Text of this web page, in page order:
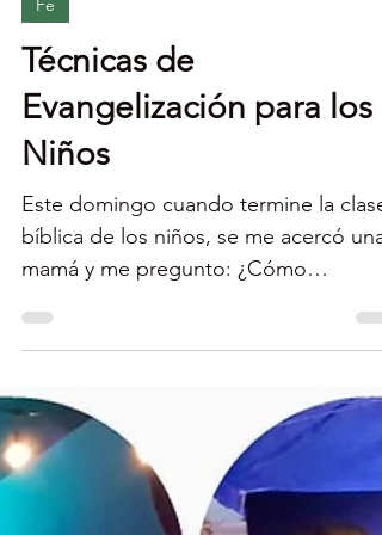
Fe
Técnicas de
Evangelización para los
Niños
Este domingo cuando termine la clase
mamá y me pregunto: ¿Cómo
presentarle a un niño el plan de...